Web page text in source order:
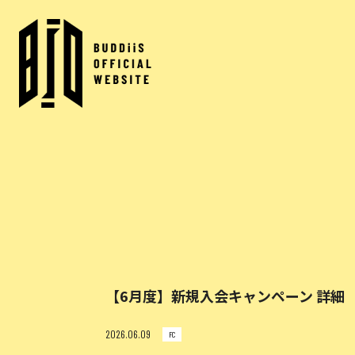
【6月度】新規入会キャンペーン 詳細
2026.06.09 FC